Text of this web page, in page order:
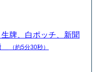
牌、白ポッチ、新聞
（約5分30秒）